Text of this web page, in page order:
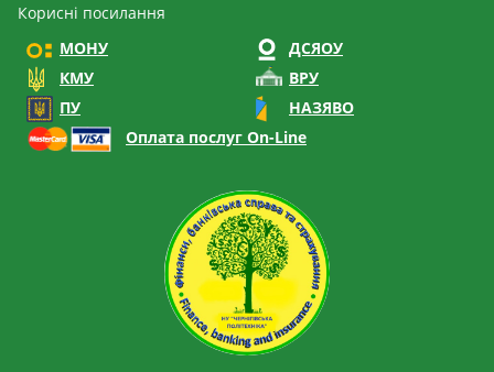
Корисні посилання
МОНУ
ДСЯОУ
КМУ
ВРУ
ПУ
НАЗЯВО
Оплата послуг On-Line